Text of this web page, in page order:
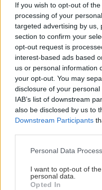
If you wish to opt-out of
processing of your
targeted advertising by us,
section to confirm your
opt-out request is
interest-based ads based
us or personal information
your opt-out. You may
disclosure of your
IAB’s list of downstream
also be disclosed by us to
Downstream Participants
Please note that this
not limited to your visit or
grant or deny consent to
Personal Data
I want to opt-out of
personal data.
Opted In
ktorá pritiahne
Vyrobte si takéto
orechové svietidlo
ZÁHRADA
5 trvaliek s